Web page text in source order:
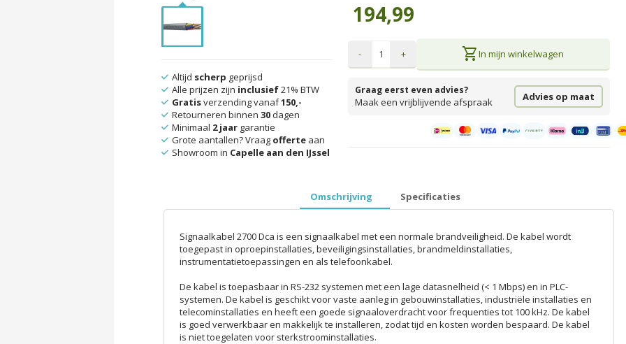
194,99
- + shopping_cartIn mijn winkelwagen
Graag eerst even advies?
Maak een vrijblijvende afspraak Advies op maat
prijzen inclusief 21% BTW │ €5,99 verzendkosten │ gratis
Altijd scherp geprijsd
Alle prijzen zijn inclusief21% BTW
Gratisverzending vanaf150,-
Retourneren binnen30dagen
Minimaal 2 jaar garantie
Grote aantallen? Vraag offerte aan
Showroom in Capelle aan den IJssel
Omschrijving Specificaties
Signaalkabel 2700 Dca is een signaalkabel met een normale brandveiligheid. De kabel wordt
toegepast in oproepinstallaties, beveiligingsinstallaties, brandmeldinstallaties,
instrumentatietoepassingen en als telefoonkabel.
De kabel is toepasbaar in RS-232 systemen met een lage datasnelheid (< 1 Mbps) en in PLC-
systemen. De kabel is geschikt voor vaste aanleg in gebouwinstallaties, industriële installaties en
telecominstallaties en heeft een goede signaaloverdracht voor frequenties tot 100 kHz. De kabel
is goed verwerkbaar en makkelijk te installeren, zodat tijd en kosten worden bespaard. De kabel
is niet toegelaten voor sterkstroominstallaties.